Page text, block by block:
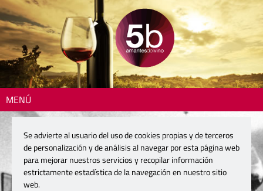
MENÚ
Se advierte al usuario del uso de cookies propias y de terceros
de personalización y de análisis al navegar por esta página web
para mejorar nuestros servicios y recopilar información
estrictamente estadística de la navegación en nuestro sitio
web.